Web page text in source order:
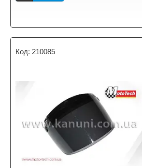
210085